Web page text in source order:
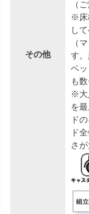
その他
（
※床
し
（
す
ベ
も
※大
を
ド
ド
さ